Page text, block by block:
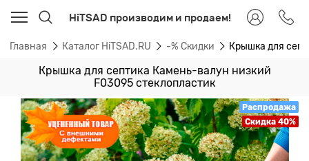
HiTSAD производим и продаем!
Главная Каталог HiTSAD.RU -% Скидки Крышка для
Крышка для септика Камень-валун низкий
F03095 стеклопластик
Распродажа
Скидка 40%